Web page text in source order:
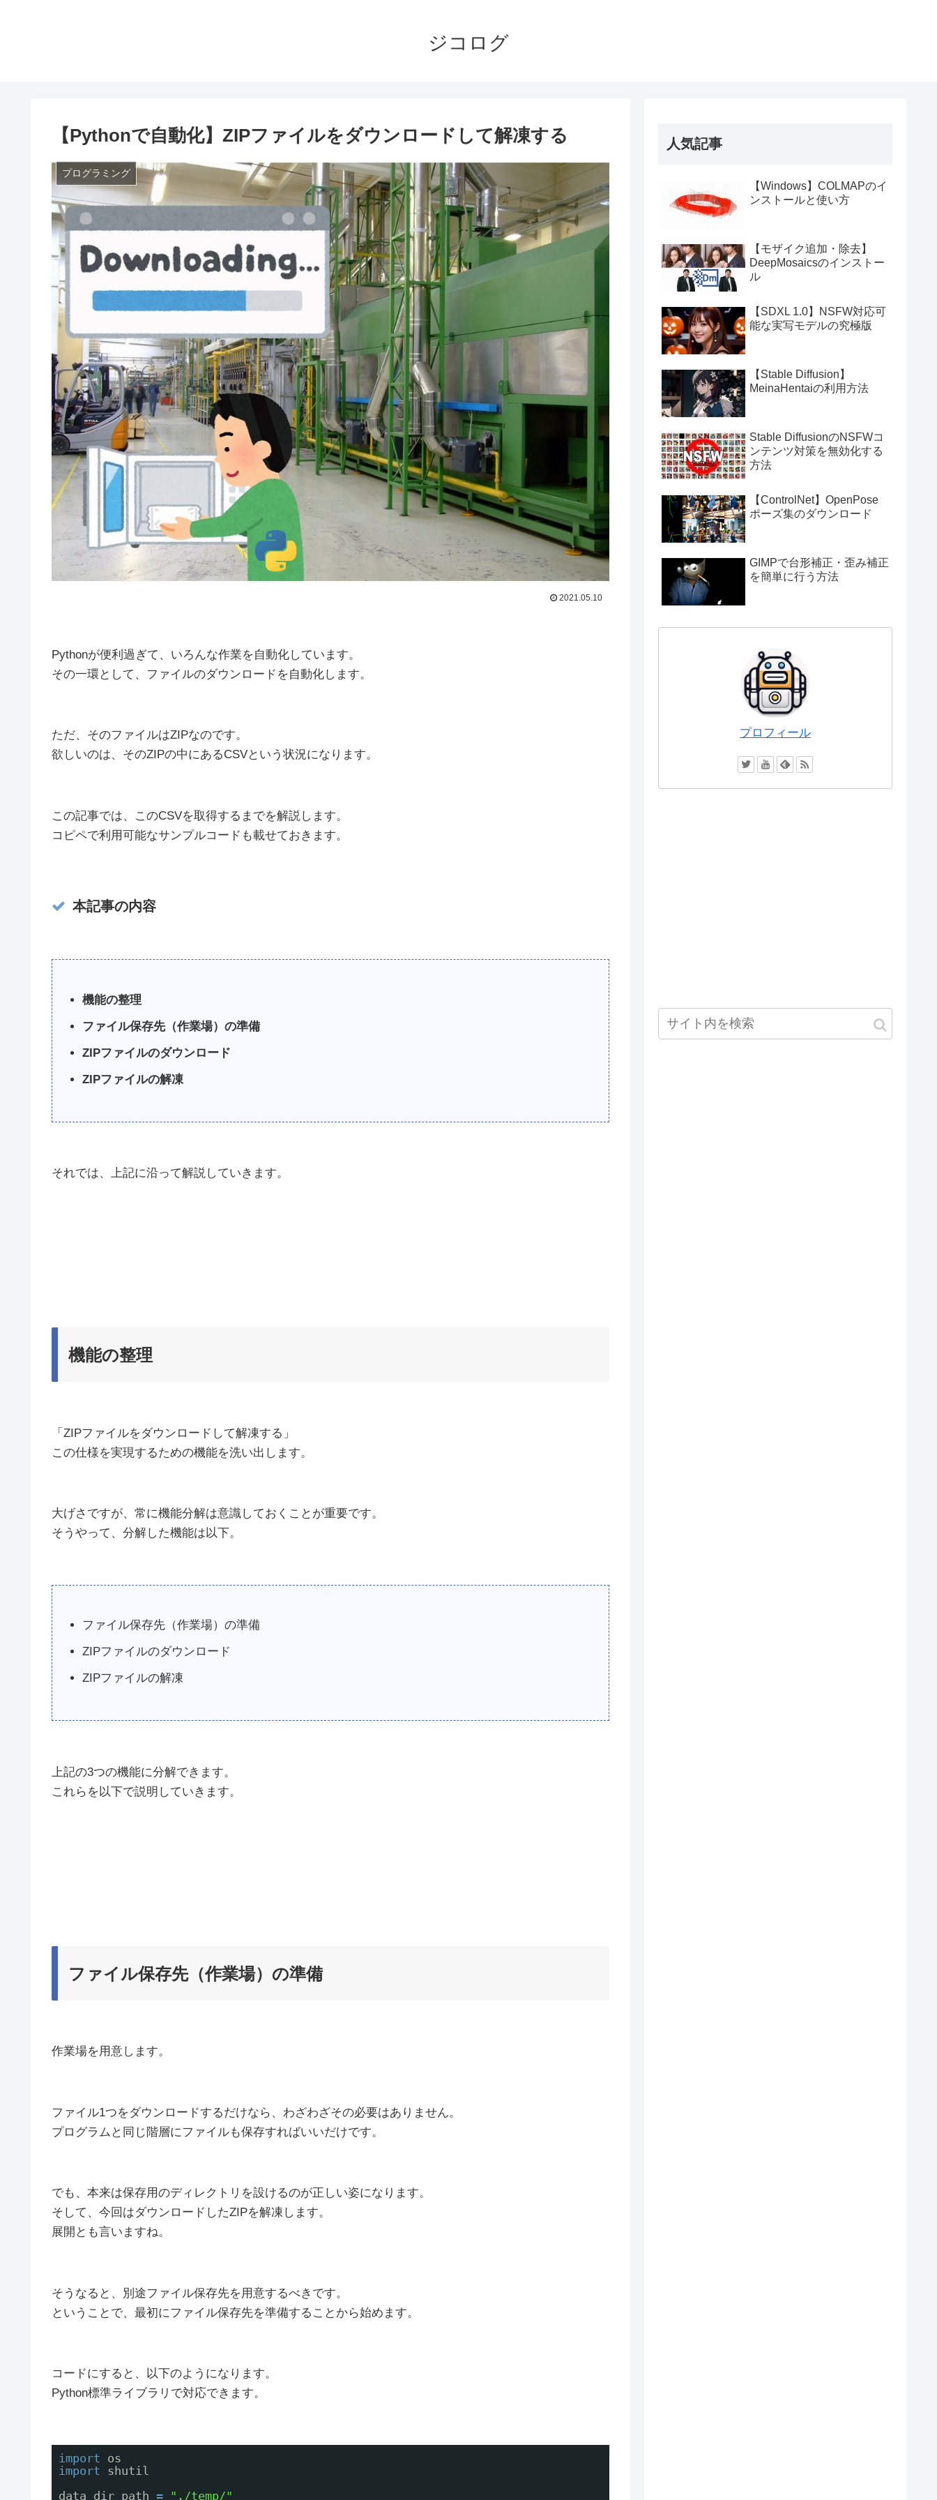
ジコログ
【Pythonで自動化】ZIPファイルをダウンロードして解凍する
プログラミング
2021.05.10
Pythonが便利過ぎて、いろんな作業を自動化しています。
その一環として、ファイルのダウンロードを自動化します。
ただ、そのファイルはZIPなのです。
欲しいのは、そのZIPの中にあるCSVという状況になります。
この記事では、このCSVを取得するまでを解説します。
コピペで利用可能なサンプルコードも載せておきます。
本記事の内容
機能の整理
ファイル保存先（作業場）の準備
ZIPファイルのダウンロード
ZIPファイルの解凍
それでは、上記に沿って解説していきます。
機能の整理
「ZIPファイルをダウンロードして解凍する」
この仕様を実現するための機能を洗い出します。
大げさですが、常に機能分解は意識しておくことが重要です。
そうやって、分解した機能は以下。
ファイル保存先（作業場）の準備
ZIPファイルのダウンロード
ZIPファイルの解凍
上記の3つの機能に分解できます。
これらを以下で説明していきます。
ファイル保存先（作業場）の準備
作業場を用意します。
ファイル1つをダウンロードするだけなら、わざわざその必要はありません。
プログラムと同じ階層にファイルも保存すればいいだけです。
でも、本来は保存用のディレクトリを設けるのが正しい姿になります。
そして、今回はダウンロードしたZIPを解凍します。
展開とも言いますね。
そうなると、別途ファイル保存先を用意するべきです。
ということで、最初にファイル保存先を準備することから始めます。
コードにすると、以下のようになります。
Python標準ライブラリで対応できます。
import os
import shutil
data_dir_path = "./temp/"
人気記事
【Windows】COLMAPのイ
ンストールと使い方
【モザイク追加・除去】
DeepMosaicsのインストー
ル
【SDXL 1.0】NSFW対応可
能な実写モデルの究極版
【Stable Diffusion】
MeinaHentaiの利用方法
Stable DiffusionのNSFWコ
ンテンツ対策を無効化する
方法
【ControlNet】OpenPose
ポーズ集のダウンロード
GIMPで台形補正・歪み補正
を簡単に行う方法
プロフィール